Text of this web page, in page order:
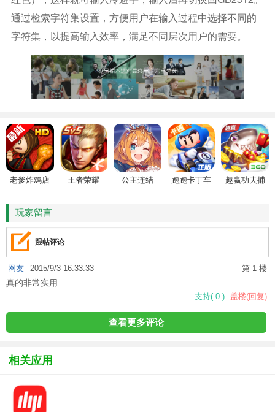
通过检索字符集设置，方便用户在输入过程中选择不同的
字符集，以提高输入效率，满足不同层次用户的需要。
老爹炸鸡店
王者荣耀 公主连结 跑跑卡丁车
趣赢功夫捕
玩家留言
跟帖评论
第 1 楼
网友 2015/9/3 16:33:33
真的非常实用
支持( 0 ) 盖楼(回复)
查看更多评论
相关应用